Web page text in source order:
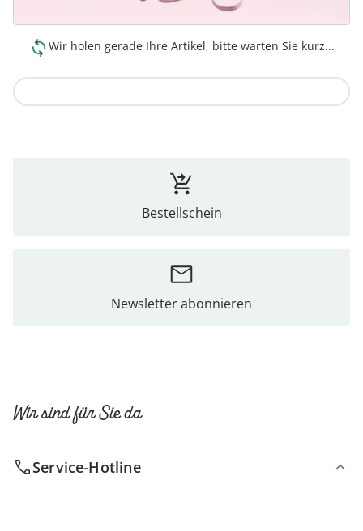
Wir holen gerade Ihre Artikel, bitte warten Sie kurz...
Bestellschein
Newsletter abonnieren
Wir sind für Sie da
Service-Hotline